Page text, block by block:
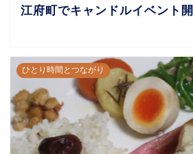
江府町でキャンドルイベント
ひとり時間とつながり